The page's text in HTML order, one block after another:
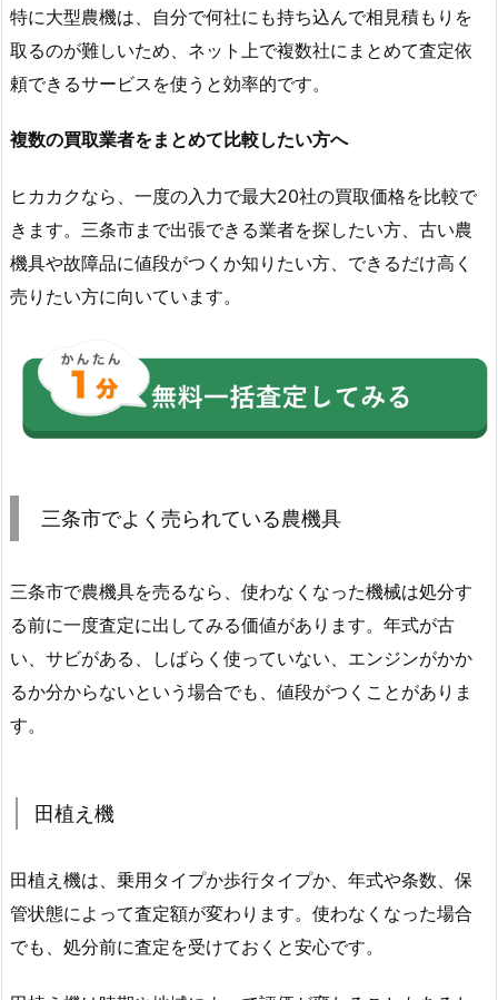
特に大型農機は、自分で何社にも持ち込んで相見積もりを
取るのが難しいため、ネット上で複数社にまとめて査定依
頼できるサービスを使うと効率的です。
複数の買取業者をまとめて比較したい方へ
ヒカカクなら、一度の入力で最大20社の買取価格を比較で
きます。三条市まで出張できる業者を探したい方、古い農
機具や故障品に値段がつくか知りたい方、できるだけ高く
売りたい方に向いています。
三条市でよく売られている農機具
三条市で農機具を売るなら、使わなくなった機械は処分す
る前に一度査定に出してみる価値があります。年式が古
い、サビがある、しばらく使っていない、エンジンがかか
るか分からないという場合でも、値段がつくことがありま
す。
田植え機
田植え機は、乗用タイプか歩行タイプか、年式や条数、保
管状態によって査定額が変わります。使わなくなった場合
でも、処分前に査定を受けておくと安心です。